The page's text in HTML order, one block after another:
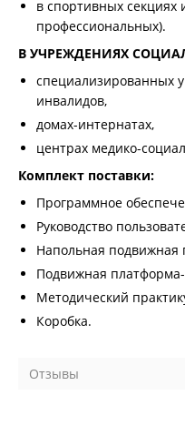
в спортивных секциях
профессиональных).
В УЧРЕЖДЕНИЯХ
специализированных
инвалидов,
домах-интернатах,
центрах медико-
Комплект поставки:
Программное
Руководство
Напольная подвижная
Подвижная
Методический
Коробка.
Отзывы